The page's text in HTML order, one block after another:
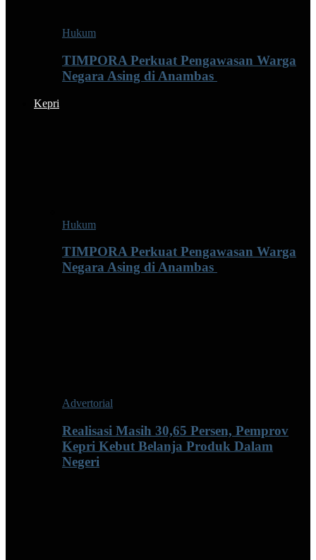
Hukum
TIMPORA Perkuat Pengawasan Warga
Negara Asing di Anambas ‎
Kepri
Hukum
TIMPORA Perkuat Pengawasan Warga
Negara Asing di Anambas ‎
Advertorial
Realisasi Masih 30,65 Persen, Pemprov
Kepri Kebut Belanja Produk Dalam
Negeri